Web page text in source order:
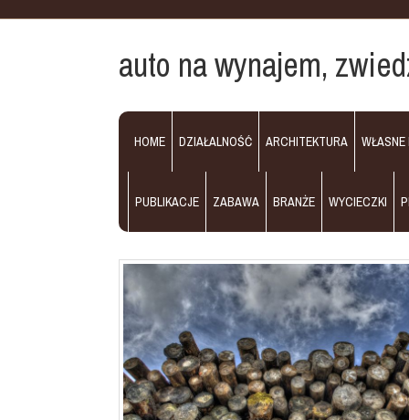
auto na wynajem,
HOME DZIAŁALNOŚĆ ARCHITEKTURA WŁASNE
PUBLIKACJE ZABAWA BRANŻE WYCIECZKI